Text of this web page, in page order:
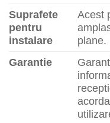
Suprafete
pentru
instalare
Acest
plane.
Garantie